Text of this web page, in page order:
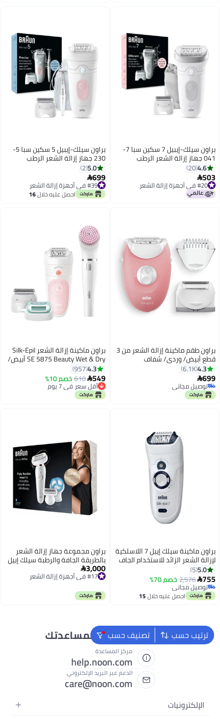
براون سيلك-إيبيل 7 سكين سبا 7-
041 جهاز إزالة الشعر الرطب
والجاف، رأس حلاقة، مشط تشذيب،
غطاء تلامس البشرة، ضوء ذكي،
حقيبة. + 4 إضافية
4.6
20
503#20 في أجهزة إزالة الشعر
أقل سعر في 7 يوم
#20 في أجهزة إزالة الشعر
براون سيلك-إيبيل 5 سكين سبا 5-
230 جهاز إزالة الشعر الرطب
والجاف، رأس حلاقة، مشذب بيكيني،
مشط مشذب، ضوء ذكي، فرشاة
تنظيف، حقيبة. + 9 إضافية
5.0
2
699#39 في أجهزة إزالة الشعر
توصيل مجاني
#39 في أجهزة إزالة الشعر احصل عليه خلال16
براون طقم ماكينة إزالة الشعر من 3
قطع أبيض/ وردي/ شفاف
4.3
6.1K
699
توصيل مجاني
توصيل مجاني
براون ماكينة إزالة الشعر Silk-Epil
SE 5875 Beauty Wet & Dry أبيض/
وردي أبيض/ وردي
4.3
957
549
610 خصم 10%
أقل سعر في 7 يوم
توصيل مجاني
باقي 1 وحدات في المخزون
براون ماكينة سيلك إيبل 7 اللاسلكية
لإزالة الشعر الزائد للاستخدام الجاف
والرطب أبيض/أسود
5.0
5
755
2,576خصم 70%
توصيل مجاني
توصيل مجانياحصل عليه خلال15
براون مجموعة جهاز إزالة الشعر
بالطريقة الجافة والرطبة سيلك إبيل
ذهبي
3,000
#17 في أجهزة إزالة الشعر
توصيل مجاني
ترتيب حسب تصنيف حسب
نحن دائماً جاهزون لمساعدتك
مركز المساعدة
help.noon.com
الدعم عبر البريد الإلكتروني
care@noon.com
الإلكترونيات